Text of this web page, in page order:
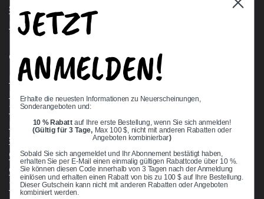
Stock Check
Request a Quote
Quick links
Bearing Knowledge Center
Terms & Conditions
Return & Refund Policy
Shipping Policy
Open Cookie Banner
Comprehensive Guide to Ball Bearings
Track your Order
JETZT
ANMELDEN!
Erhalte die neuesten Informationen zu Neuerscheinungen,
Sonderangeboten und:
10 % Rabatt auf Ihre erste Bestellung, wenn Sie sich anmelden!
(Gültig für 3 Tage, Max 100 $, nicht mit anderen Rabatten oder
Angeboten kombinierbar)
Sobald Sie sich angemeldet und Ihr Abonnement bestätigt haben,
erhalten Sie per E-Mail einen einmalig gültigen Rabattcode über 10 %.
Sie können diesen Code innerhalb von 3 Tagen nach der Anmeldung
einlösen und erhalten einen Rabatt von bis zu 100 $ auf Ihre Bestellung.
Dieser Gutschein kann nicht mit anderen Rabatten oder Angeboten
kombiniert werden.